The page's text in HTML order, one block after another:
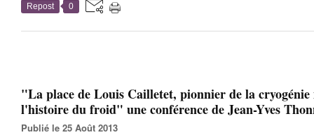
Repost 0
"La place de Louis Cailletet, pionnier de la cryogénie
l'histoire du froid" une conférence de Jean-Yves
Publié le 25 Août 2013